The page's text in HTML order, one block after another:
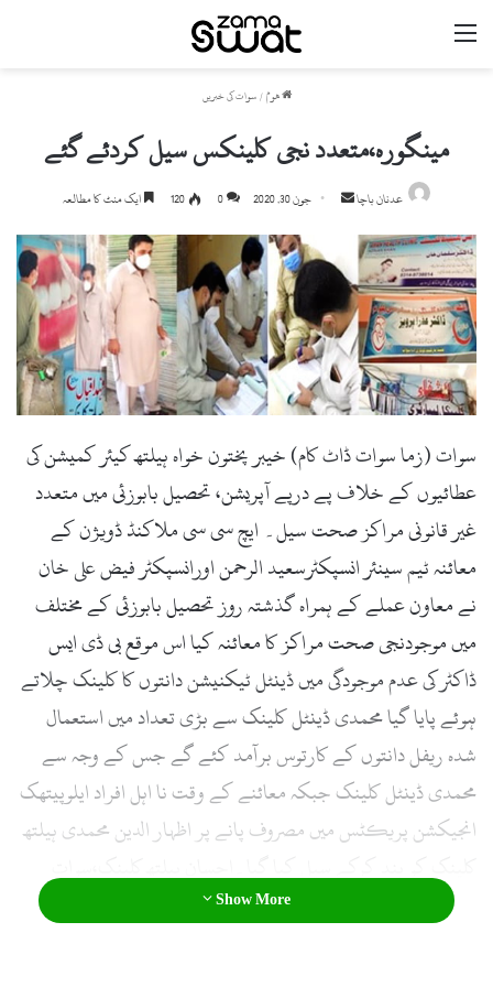
مینو
ھوم / سوات کی خبریں
مینگورہ،متعدد نجی کلینکس سیل کردئے گئے
عدنان باچا
Send
email
جون 30, 2020 0
120 ایک منٹ کا مطالعہ
سوات (زما سوات ڈاٹ کام) خیبر پختون خواہ ہیلتھ کیئر کمیشن کی
عطائیوں کے خلاف پے درپے آپریشن، تحصیل بابوزئی میں متعدد
غیر قانونی مراکز صحت سیل۔ ایچ سی سی ملاکنڈ ڈویژن کے
معائنہ ٹیم سینئر انسپکٹرسعید الرحمن اورانسپکٹر فیض علی خان
نے معاون عملے کے ہمراہ گذشتہ روز تحصیل بابوزئی کے مختلف
میں موجودنجی صحت مراکز کا معائنہ کیا اس موقع بی ڈی ایس
ڈاکٹر کی عدم موجودگی میں ڈینٹل ٹیکنیشن دانتوں کا کلینک چلاتے
ہوئے پایا گیا محمدی ڈینٹل کلینک سے بڑی تعداد میں استعمال
شدہ ریفل دانتوں کے کارتوس برآمد کئے گے جس کے وجہ سے
محمدی ڈینٹل کلینک جبکہ معائنے کے وقت نا اہل افراد ایلوپیتھک
انجیکشن پریکٹس میں مصروف پانے پر اظہار الدین محمدی ہیلتھ
ہیلتھ کلینک،امان ہیلتھ کلینک،فہد اقبال ہیلتھ کلینک،ہمایوں یونانی
Show More